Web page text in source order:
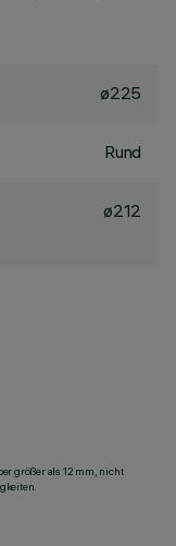
ø225
Rund
ø212
größer als 12 mm, nicht